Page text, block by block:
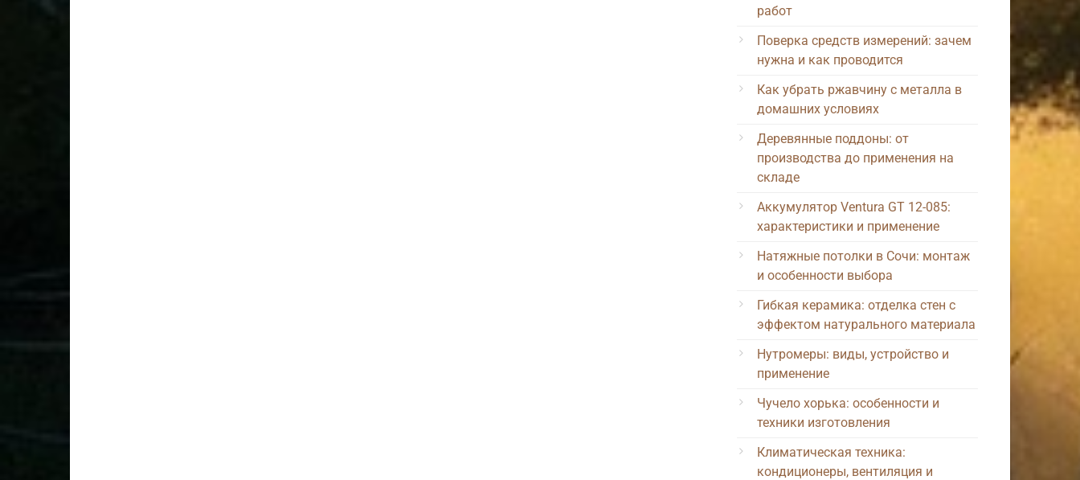
работ
Поверка средств измерений: зачем
нужна и как проводится
Как убрать ржавчину с металла в
домашних условиях
Деревянные поддоны: от
производства до применения на
складе
Аккумулятор Ventura GT 12-085:
характеристики и применение
Натяжные потолки в Сочи: монтаж
и особенности выбора
Гибкая керамика: отделка стен с
эффектом натурального материала
Нутромеры: виды, устройство и
применение
Чучело хорька: особенности и
техники изготовления
Климатическая техника:
кондиционеры, вентиляция и